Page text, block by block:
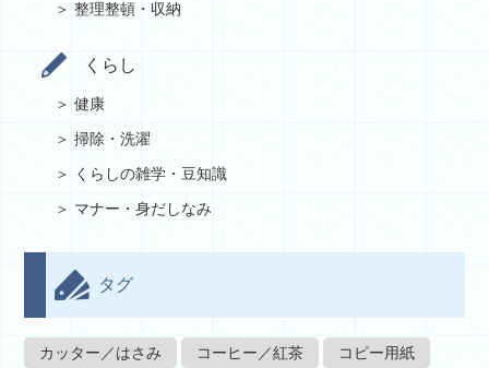
整理整頓・収納
くらし
健康
掃除・洗濯
くらしの雑学・豆知識
マナー・身だしなみ
タグ
カッター／はさみ コーヒー／紅茶 コピー用紙